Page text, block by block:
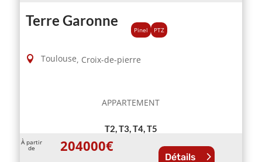
Terre Garonne
Pinel PTZ
Toulouse, Croix-de-pierre
APPARTEMENT
T2, T3, T4, T5
À partir
de 204000€
Détails